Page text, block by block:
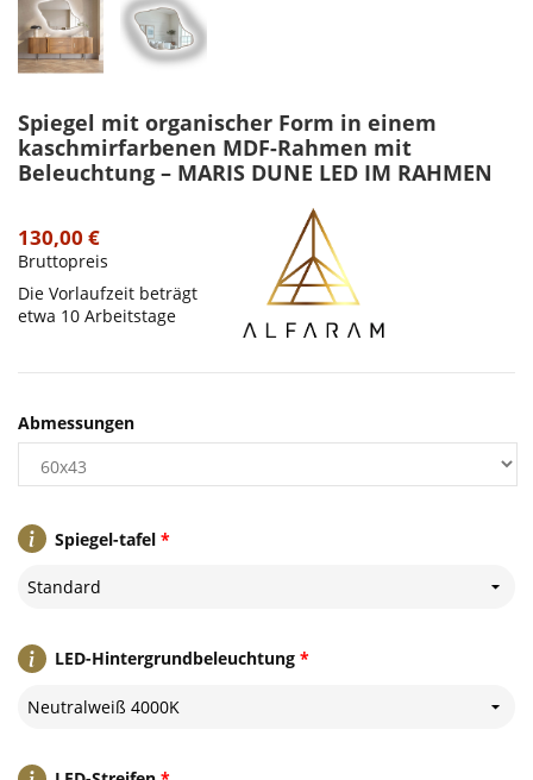
Spiegel mit organischer Form in einem
kaschmirfarbenen MDF-Rahmen mit
Beleuchtung – MARIS DUNE LED IM RAHMEN
130,00 €
Bruttopreis
Die Vorlaufzeit beträgt
etwa 10 Arbeitstage
*
Spiegel-tafel
Standard
*
LED-Hintergrundbeleuchtung
Neutralweiß 4000K
Abmessungen